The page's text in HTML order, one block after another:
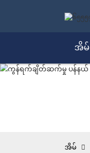
အိမ်
အိမ်